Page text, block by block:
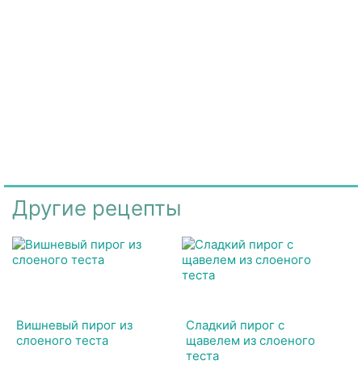
Другие рецепты
Вишневый пирог из
слоеного теста
Сладкий пирог с
щавелем из слоеного
теста